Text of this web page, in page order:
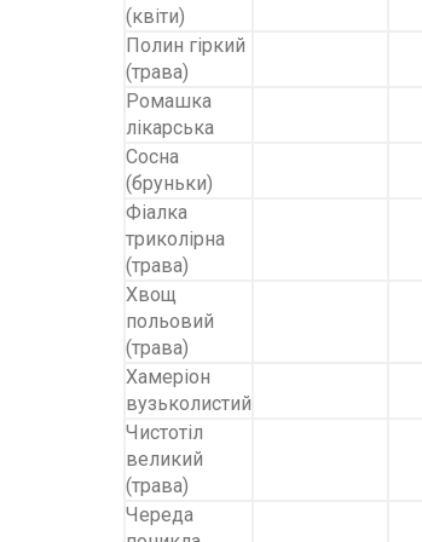
(квіти)
Полин гіркий
(трава)
Ромашка
лікарська
Сосна
(бруньки)
Фіалка
триколірна
(трава)
Хвощ
польовий
(трава)
Хамеріон
вузьколистий
Чистотіл
великий
(трава)
Череда